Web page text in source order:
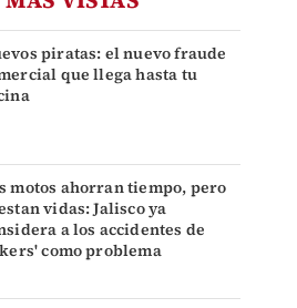
piratas: el nuevo fraude
que llega hasta tu
motos ahorran tiempo, pero
vidas: Jalisco ya
a los accidentes de
como problema